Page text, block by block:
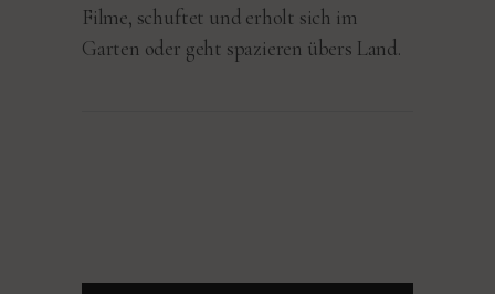
Filme, schuftet und erholt sich im
Garten oder geht spazieren übers Land.